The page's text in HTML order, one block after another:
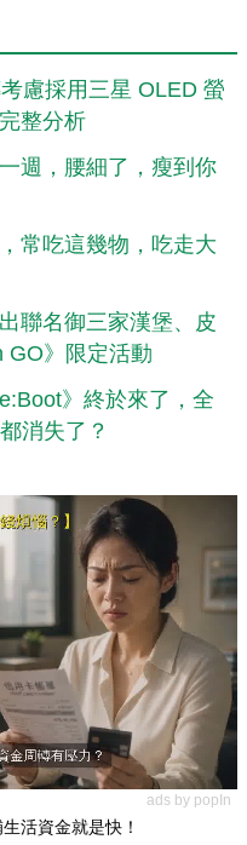
慮採用三星 OLED 螢
整分析
週，腰細了，瘦到你
常吃這幾物，吃走大
聯名御三家漢堡、皮
GO》限定活動
》終於來了，全
消失了？
ads by popIn
活資金就是快！